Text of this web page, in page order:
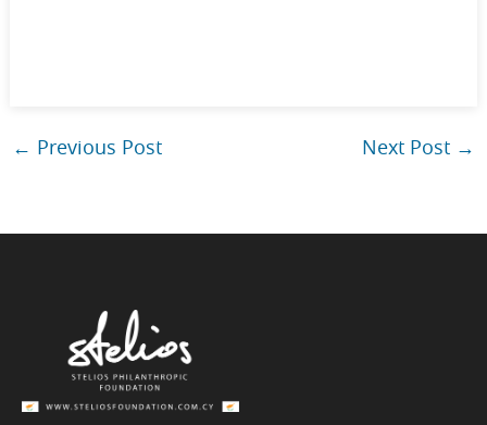
← Previous Post Next Post →